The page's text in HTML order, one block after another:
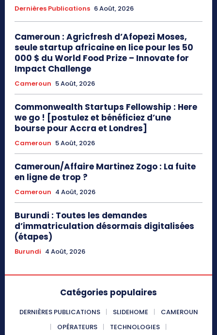
Dernières Publications 6 Août, 2026
Cameroun : Agricfresh d’Afopezi Moses,
seule startup africaine en lice pour les 50
000 $ du World Food Prize – Innovate for
Impact Challenge
Cameroun 5 Août, 2026
Commonwealth Startups Fellowship : Here
we go ! [postulez et bénéficiez d’une
bourse pour Accra et Londres]
Cameroun 5 Août, 2026
Cameroun/Affaire Martinez Zogo : La fuite
en ligne de trop ?
Cameroun 4 Août, 2026
Burundi : Toutes les demandes
d’immatriculation désormais digitalisées
(étapes)
Burundi 4 Août, 2026
Catégories populaires
DERNIÈRES PUBLICATIONS SLIDEHOME
CAMEROUN
OPÉRATEURS
TECHNOLOGIES